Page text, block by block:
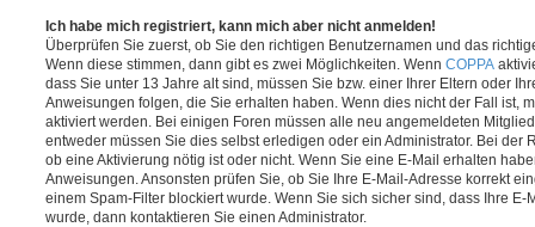
Ich habe mich registriert, kann mich aber nicht anmelden!
Überprüfen Sie zuerst, ob Sie den richtigen Benutzernamen und das
Wenn diese stimmen, dann gibt es zwei Möglichkeiten. Wenn COPPA
dass Sie unter 13 Jahre alt sind, müssen Sie bzw. einer Ihrer Eltern oder
Anweisungen folgen, die Sie erhalten haben. Wenn dies nicht der Fall ist,
aktiviert werden. Bei einigen Foren müssen alle neu angemeldeten
entweder müssen Sie dies selbst erledigen oder ein Administrator. Bei der
ob eine Aktivierung nötig ist oder nicht. Wenn Sie eine E-Mail erhalten
Anweisungen. Ansonsten prüfen Sie, ob Sie Ihre E-Mail-Adresse korrekt
einem Spam-Filter blockiert wurde. Wenn Sie sich sicher sind, dass Ihre
wurde, dann kontaktieren Sie einen Administrator.